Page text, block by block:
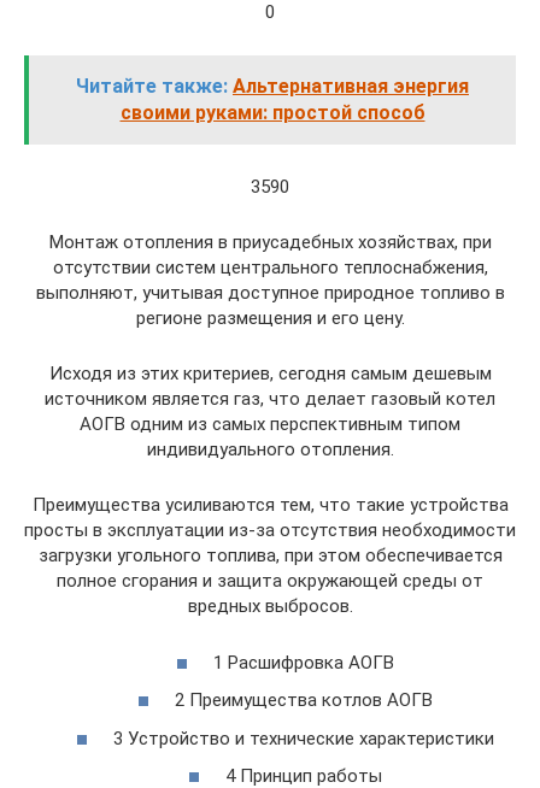
0
Читайте также: Альтернативная энергия
своими руками: простой способ
3590
Монтаж отопления в приусадебных хозяйствах, при
отсутствии систем центрального теплоснабжения,
выполняют, учитывая доступное природное топливо в
регионе размещения и его цену.
Исходя из этих критериев, сегодня самым дешевым
источником является газ, что делает газовый котел
АОГВ одним из самых перспективным типом
индивидуального отопления.
Преимущества усиливаются тем, что такие устройства
просты в эксплуатации из-за отсутствия необходимости
загрузки угольного топлива, при этом обеспечивается
полное сгорания и защита окружающей среды от
вредных выбросов.
1 Расшифровка АОГВ
2 Преимущества котлов АОГВ
3 Устройство и технические характеристики
4 Принцип работы